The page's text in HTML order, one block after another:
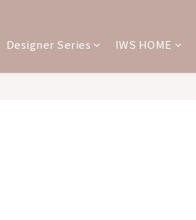
Designer Series IWS HOME